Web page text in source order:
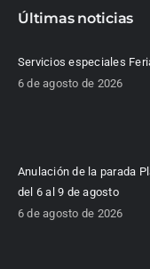
Últimas noticias
Servicios especiales
6 de agosto de 2026
Anulación de la parada
del 6 al 9 de agosto
6 de agosto de 2026